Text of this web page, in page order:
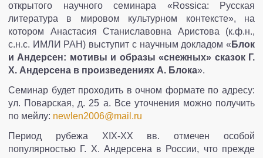
ПУБЛИКАЦИИ И ПРОЕКТЫ
ПУБЛИКАЦИИ
ПРОЕКТЫ
НАШИ ДРУЗЬЯ
КОНТАКТЫ
открытого научного семинара «Rossiсa: Русская
литература в мировом культурном контексте», на
котором Анастасия Станиславовна Аристова (к.ф.н.,
с.н.с. ИМЛИ РАН) выступит с научным докладом « Блок
и Андерсен: мотивы и образы «снежных» сказок Г.
Х. Андерсена в произведениях А. Блока».
Семинар будет проходить в очном формате по адресу:
ул. Поварская, д. 25 а. Все уточнения можно получить
по мейлу: newlen2006@mail.ru
Период рубежа XIX-XX вв. отмечен особой
популярностью Г. Х. Андерсена в России, что прежде